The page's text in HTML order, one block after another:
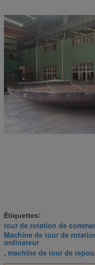
Étiquettes:
tour de rotation de
Machine de tour de
ordinateur
, machine de tour de